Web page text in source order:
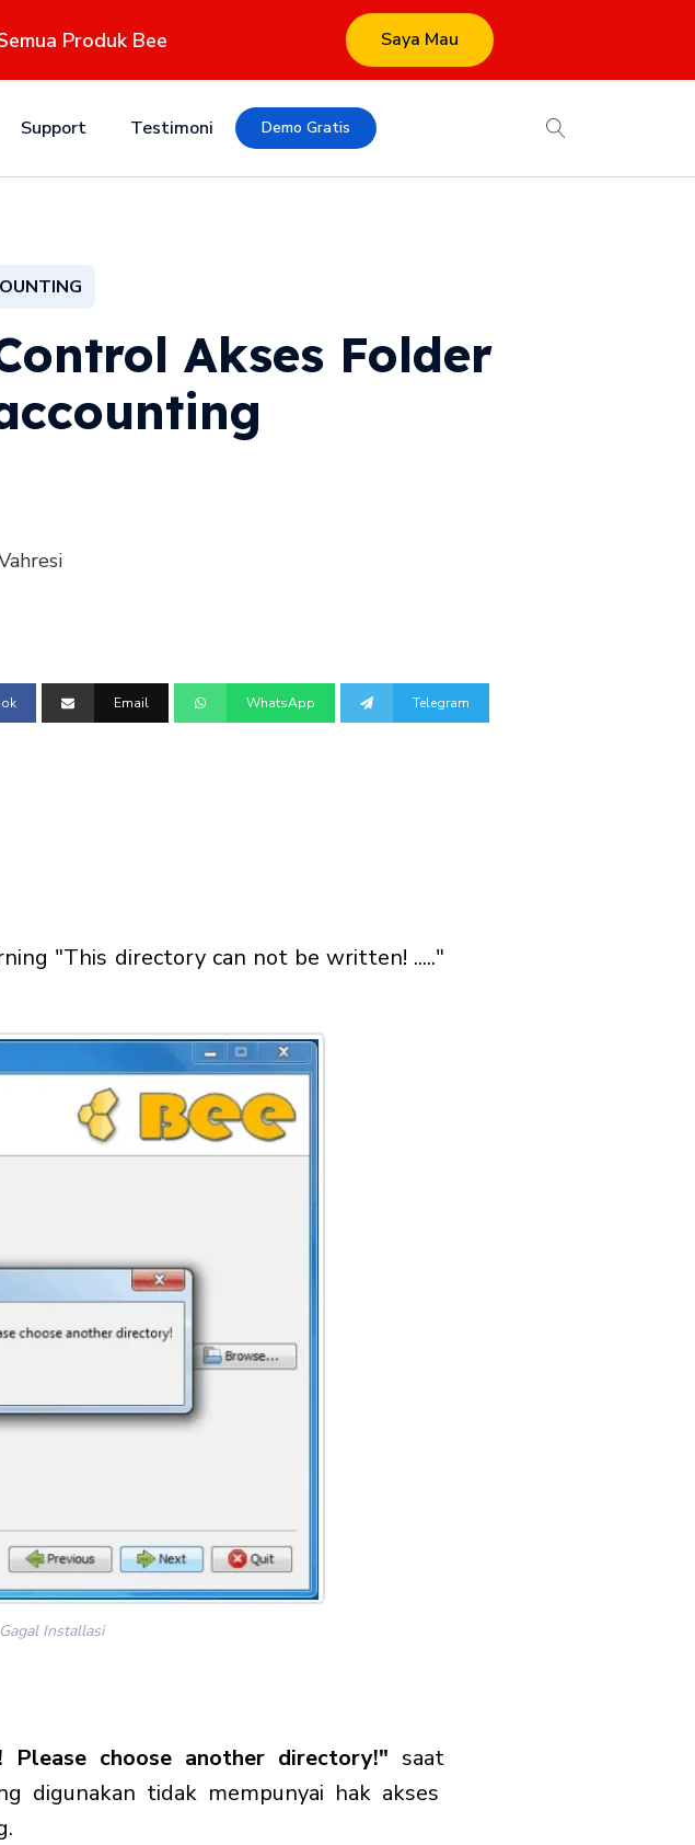
Produk Bee Saya Mau
Support Testimoni Demo Gratis
Akses Folder
Email WhatsApp Telegram
"This directory can not be written! ....."
Installasi
choose another directory!" saat
digunakan tidak mempunyai hak akses